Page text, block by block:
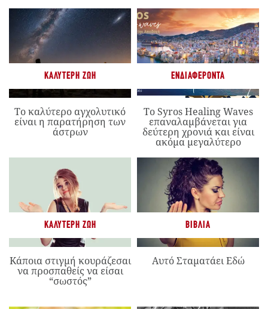
ΚΑΛΎΤΕΡΗ ΖΩΉ
Το καλύτερο αγχολυτικό
είναι η παρατήρηση των
άστρων
ΕΝΔΙΑΦΈΡΟΝΤΑ
Το Syros Healing Waves
επαναλαμβάνεται για
δεύτερη χρονιά και είναι
ακόμα μεγαλύτερο
ΚΑΛΎΤΕΡΗ ΖΩΉ
Κάποια στιγμή κουράζεσαι
να προσπαθείς να είσαι
“σωστός”
ΒΙΒΛΊΑ
Αυτό Σταματάει Εδώ